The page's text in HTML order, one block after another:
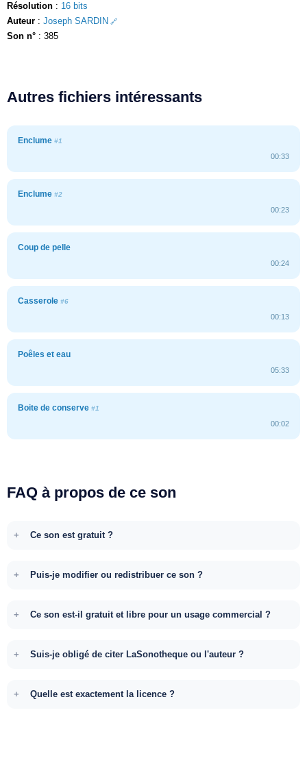
Résolution : 16 bits
Auteur : Joseph SARDIN
Son n° : 385
Autres fichiers intéressants
Enclume #1
00:33
Enclume #2
00:23
Coup de pelle
00:24
Casserole #6
00:13
Poêles et eau
05:33
Boite de conserve #1
00:02
FAQ à propos de ce son
Ce son est gratuit ?
Puis-je modifier ou redistribuer ce son ?
Ce son est-il gratuit et libre pour un usage commercial ?
Suis-je obligé de citer LaSonotheque ou l'auteur ?
Quelle est exactement la licence ?